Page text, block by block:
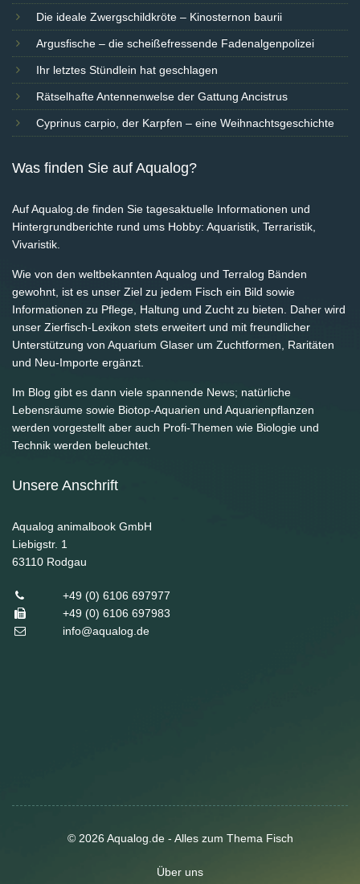
Die ideale Zwergschildkröte – Kinosternon baurii
Argusfische – die scheißefressende Fadenalgenpolizei
Ihr letztes Stündlein hat geschlagen
Rätselhafte Antennenwelse der Gattung Ancistrus
Cyprinus carpio, der Karpfen – eine Weihnachtsgeschichte
Was finden Sie auf Aqualog?
Auf Aqualog.de finden Sie tagesaktuelle Informationen und
Hintergrundberichte rund ums Hobby: Aquaristik, Terraristik,
Vivaristik.
Wie von den weltbekannten Aqualog und Terralog Bänden
gewohnt, ist es unser Ziel zu jedem Fisch ein Bild sowie
Informationen zu Pflege, Haltung und Zucht zu bieten. Daher wird
unser Zierfisch-Lexikon stets erweitert und mit freundlicher
Unterstützung von Aquarium Glaser um Zuchtformen, Raritäten
und Neu-Importe ergänzt.
Im Blog gibt es dann viele spannende News; natürliche
Lebensräume sowie Biotop-Aquarien und Aquarienpflanzen
werden vorgestellt aber auch Profi-Themen wie Biologie und
Technik werden beleuchtet.
Unsere Anschrift
Aqualog animalbook GmbH
Liebigstr. 1
63110 Rodgau
+49 (0) 6106 697977
+49 (0) 6106 697983
info@aqualog.de
© 2026 Aqualog.de - Alles zum Thema Fisch
Über uns